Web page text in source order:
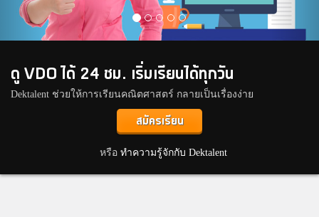
ดู VDO ได้ 24 ชม. เริ่มเรียนได้ทุกวัน
Dektalent ช่วยให้การเรียนคณิตศาสตร์ กลายเป็นเรื่องง่าย
สมัครเรียน
หรือ ทำความรู้จักกับ Dektalent